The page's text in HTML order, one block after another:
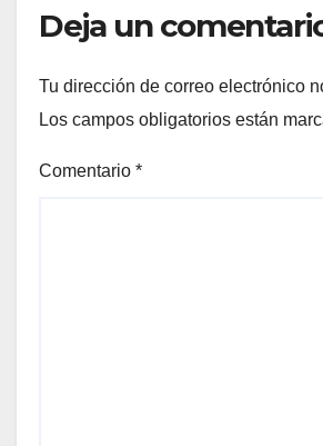
Deja un
Tu dirección de correo electrónico
Los campos obligatorios están
Comentario *